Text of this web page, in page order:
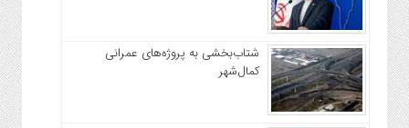
شتاب‌بخشی به پروژه‌های عمرانی
کمال‌شهر